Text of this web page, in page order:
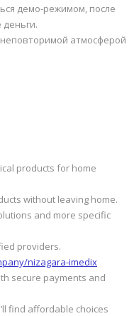
демо-режимом, после
атмосферой
products for home
without leaving home.
and more specific
providers.
nizagara-imedix
secure payments and
find affordable choices